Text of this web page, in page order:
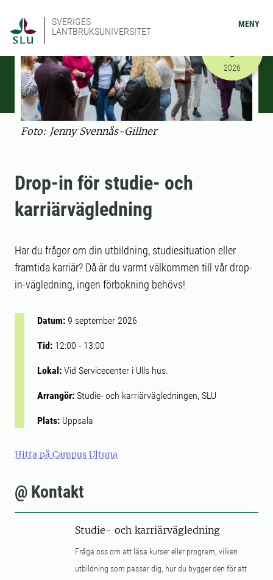
SVERIGES
LANTBRUKSUNIVERSITET
MENY
Foto: Jenny Svennås-Gillner
2026-09-
9
2026
Drop-in för studie- och
karriärvägledning
Har du frågor om din utbildning, studiesituation eller
framtida karriär? Då är du varmt välkommen till vår drop-
in-vägledning, ingen förbokning behövs!
Datum: 9 september 2026
Tid: 12:00 - 13:00
Lokal: Vid Servicecenter i Ulls hus.
Arrangör: Studie- och karriärvägledningen, SLU
Plats: Uppsala
Hitta på Campus Ultuna
@ Kontakt
Studie- och karriärvägledning
Fråga oss om att läsa kurser eller program, vilken
utbildning som passar dig, hur du bygger den för att